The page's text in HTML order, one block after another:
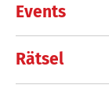
Events
Rätsel